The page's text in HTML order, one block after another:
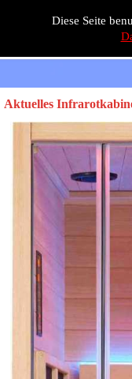
Diese Seite
Aktuelles